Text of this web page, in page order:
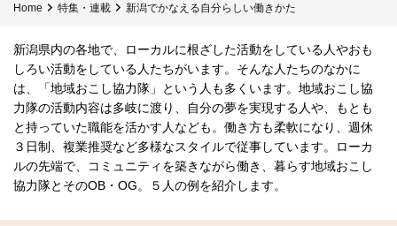
Home 特集・連載 新潟でかなえる自分らしい働きかた
新潟県内の各地で、ローカルに根ざした活動をしている人やおも
しろい活動をしている人たちがいます。そんな人たちのなかに
は、「地域おこし協力隊」という人も多くいます。地域おこし協
力隊の活動内容は多岐に渡り、自分の夢を実現する人や、もとも
と持っていた職能を活かす人なども。働き方も柔軟になり、週休
３日制、複業推奨など多様なスタイルで従事しています。ローカ
ルの先端で、コミュニティを築きながら働き、暮らす地域おこし
協力隊とそのOB・OG。５人の例を紹介します。